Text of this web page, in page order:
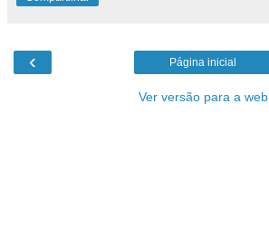
‹ Página inicial
Ver versão para a web